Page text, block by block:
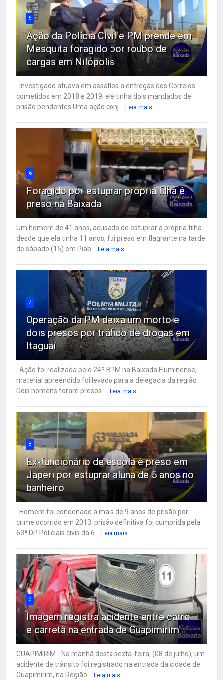
5
Ação da Polícia Civil e PM prende em
Mesquita foragido por roubo de
cargas em Nilópolis
Investigado atuava em assaltos a entregas dos Correios
cometidos em 2018 e 2019; ele tinha dois mandados de
prisão pendentes Uma ação conj...
Leia mais
6
Foragido por estuprar própria filha é
preso na Baixada
Um homem de 41 anos, acusado de estuprar a própria filha
desde que ela tinha 11 anos, foi preso em flagrante na tarde
de sábado (15) em Piab...
Leia mais
7
Operação da PM deixa um morto e
dois presos por tráfico de drogas em
Itaguaí
Ação foi realizada pelo 24º BPM na Baixada Fluminense;
material apreendido foi levado para a delegacia da região
Dois homens foram presos ...
Leia mais
8
Ex-funcionário de escola é preso em
Japeri por estuprar aluna de 5 anos no
banheiro
Homem foi condenado a mais de 9 anos de prisão por
crime ocorrido em 2013; prisão definitiva foi cumprida pela
63ª DP Policiais civis da 6...
Leia mais
9
Imagem registra acidente entre carro
e carreta na entrada de Guapimirim
GUAPIMIRIM - Na manhã desta sexta-feira, (08 de julho), um
acidente de trânsito foi registrado na entrada da cidade de
Guapimirim, na Região...
Leia mais